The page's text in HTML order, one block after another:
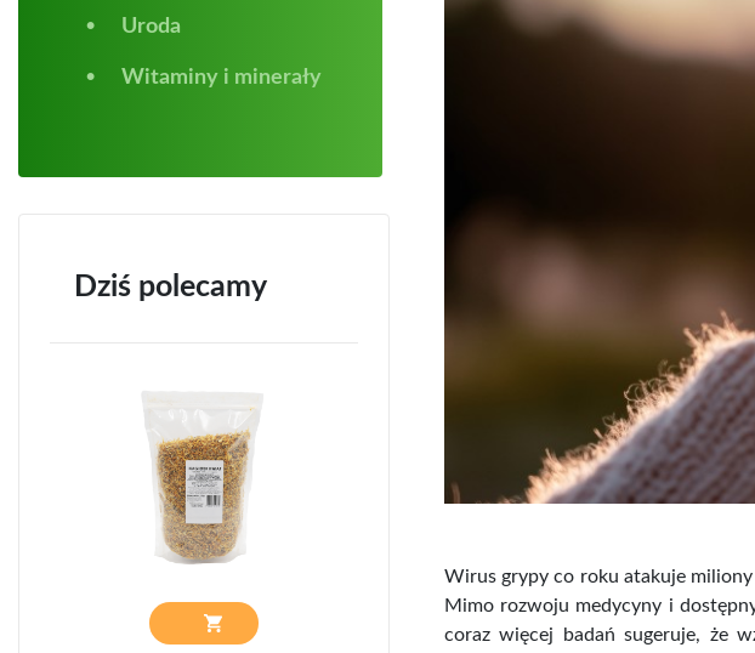
Uroda
Witaminy i minerały
Dziś polecamy
Wirus grypy co roku atakuje miliony
Mimo rozwoju medycyny i
coraz więcej badań sugeruje, że